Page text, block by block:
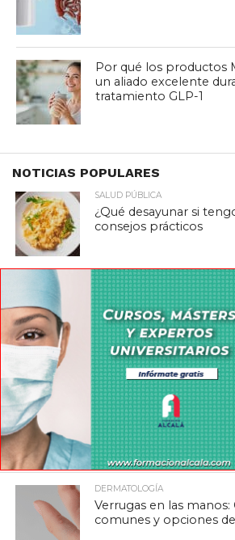
Por qué los productos
un aliado excelente
tratamiento GLP-1
NOTICIAS POPULARES
SALUD PÚBLICA
¿Qué desayunar si
consejos prácticos
DERMATOLOGÍA
Verrugas en las manos:
comunes y opciones